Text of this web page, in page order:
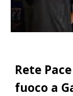
Rete
fuoco a